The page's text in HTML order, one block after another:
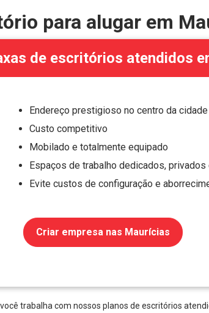
para alugar em
de escritórios atendidos
Endereço prestigioso no centro da cidade
Custo competitivo
Mobilado e totalmente equipado
Espaços de trabalho dedicados,
Evite custos de configuração e
Criar empresa nas Maurícias
trabalha com nossos planos de escritórios